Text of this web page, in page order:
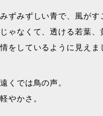
ずみずしい青で、風がす
ゃなくて、透ける若葉、
をしているように見えま
くでは鳥の声。
やかさ。